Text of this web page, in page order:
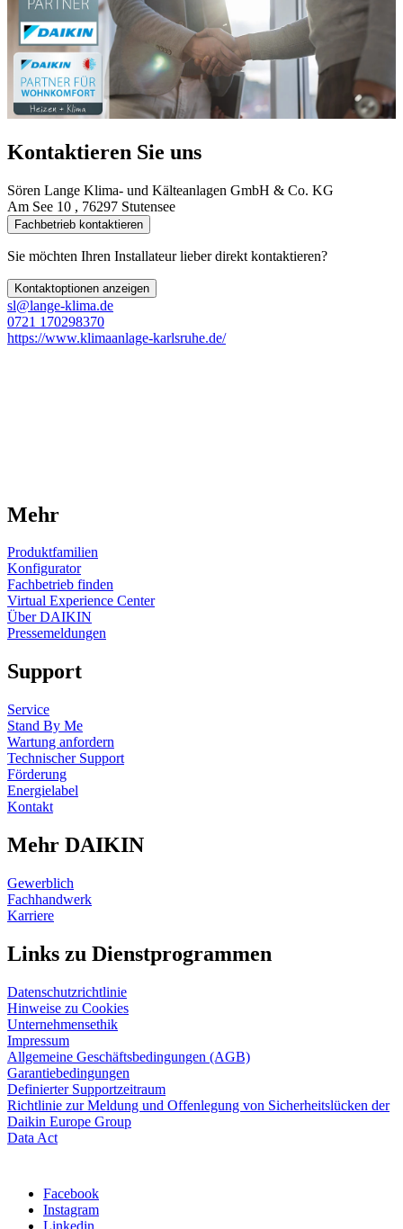
Kontaktieren Sie uns
Sören Lange Klima- und Kälteanlagen GmbH & Co. KG
Am See 10 , 76297 Stutensee
Fachbetrieb kontaktieren
Sie möchten Ihren Installateur lieber direkt kontaktieren?
Kontaktoptionen anzeigen
sl@lange-klima.de
0721 170298370
https://www.klimaanlage-karlsruhe.de/
Mehr
Produktfamilien
Konfigurator
Fachbetrieb finden
Virtual Experience Center
Über DAIKIN
Pressemeldungen
Support
Service
Stand By Me
Wartung anfordern
Technischer Support
Förderung
Energielabel
Kontakt
Mehr DAIKIN
Gewerblich
Fachhandwerk
Karriere
Links zu Dienstprogrammen
Datenschutzrichtlinie
Hinweise zu Cookies
Unternehmensethik
Impressum
Allgemeine Geschäftsbedingungen (AGB)
Garantiebedingungen
Definierter Supportzeitraum
Richtlinie zur Meldung und Offenlegung von Sicherheitslücken der
Daikin Europe Group
Data Act
Facebook
Instagram
Linkedin